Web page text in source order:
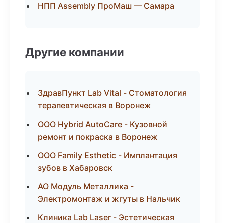
НПП Assembly ПроМаш — Самара
Другие компании
ЗдравПункт Lab Vital - Стоматология
терапевтическая в Воронеж
ООО Hybrid AutoCare - Кузовной
ремонт и покраска в Воронеж
ООО Family Esthetic - Имплантация
зубов в Хабаровск
АО Модуль Металлика -
Электромонтаж и жгуты в Нальчик
Клиника Lab Laser - Эстетическая